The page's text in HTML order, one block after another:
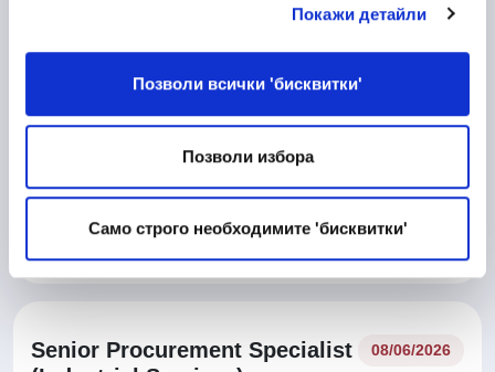
Покажи детайли
Позволи всички 'бисквитки'
Позволи избора
Само строго необходимите 'бисквитки'
Technical work and Maintainance work
Veliko Tarnovo
Senior Procurement Specialist
08/06/2026